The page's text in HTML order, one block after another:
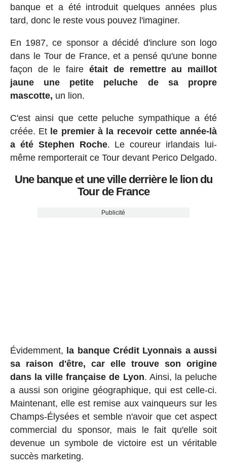
banque et a été introduit quelques années plus
tard, donc le reste vous pouvez l'imaginer.
En 1987, ce sponsor a décidé d'inclure son logo
dans le Tour de France, et a pensé qu'une bonne
façon de le faire était de remettre au maillot
jaune une petite peluche de sa propre
mascotte, un lion.
C'est ainsi que cette peluche sympathique a été
créée. Et le premier à la recevoir cette année-là
a été Stephen Roche. Le coureur irlandais lui-
même remporterait ce Tour devant Perico Delgado.
Une banque et une ville derrière le lion du
Tour de France
Publicité
Évidemment, la banque Crédit Lyonnais a aussi
sa raison d'être, car elle trouve son origine
dans la ville française de Lyon. Ainsi, la peluche
a aussi son origine géographique, qui est celle-ci.
Maintenant, elle est remise aux vainqueurs sur les
Champs-Élysées et semble n'avoir que cet aspect
commercial du sponsor, mais le fait qu'elle soit
devenue un symbole de victoire est un véritable
succès marketing.